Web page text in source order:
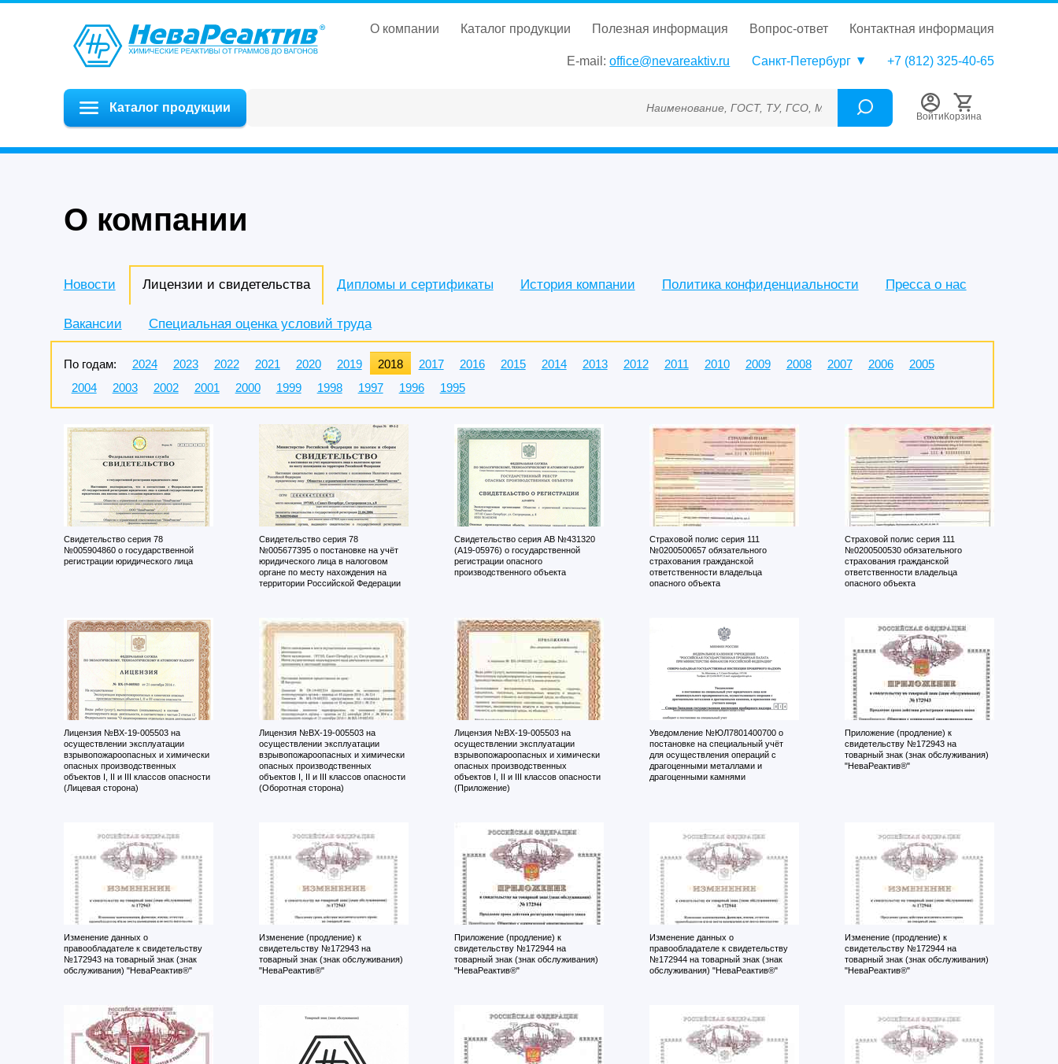
о компании каталог продукции полезная информация вопрос-ответ контактная информация
E-mail: office@nevareaktiv.ru Санкт-Петербург +7 (812) 325-40-65
Каталог продукции Наименование, ГОСТ, ТУ, ГСО, МСО, ОСО, СОП, ГРСИ, Каталожный номер (Артикул),
Войти Корзина
О компании
Новости Лицензии и свидетельства Дипломы и сертификаты История компании Политика конфиденциальности Пресса о нас
Вакансии Специальная оценка условий труда
По годам: 2024 2023 2022 2021 2020 2019 2018 2017 2016 2015 2014 2013 2012 2011 2010 2009 2008 2007 2006
2005
2004
2003 2002 2001 2000 1999 1998 1997 1996 1995
Свидетельство серия 78
№005904860 о государственной
регистрации юридического лица
Свидетельство серия 78
№005677395 о постановке на учёт
юридического лица в налоговом
органе по месту нахождения на
территории Российской Федерации
Свидетельство серия АВ №431320
(А19-05976) о государственной
регистрации опасного
производственного объекта
Страховой полис серия 111
№0200500657 обязательного
страхования гражданской
ответственности владельца
опасного объекта
Страховой полис серия 111
№0200500530 обязательного
страхования гражданской
ответственности владельца
опасного объекта
Лицензия №ВХ-19-005503 на
осуществлении эксплуатации
взрывопожароопасных и химически
опасных производственных
объектов I, II и III классов опасности
(Лицевая сторона)
Лицензия №ВХ-19-005503 на
осуществлении эксплуатации
взрывопожароопасных и химически
опасных производственных
объектов I, II и III классов опасности
(Оборотная сторона)
Лицензия №ВХ-19-005503 на
осуществлении эксплуатации
взрывопожароопасных и химически
опасных производственных
объектов I, II и III классов опасности
(Приложение)
Уведомление №ЮЛ7801400700 о
постановке на специальный учёт
для осуществления операций с
драгоценными металлами и
драгоценными камнями
Приложение (продление) к
свидетельству №172943 на
товарный знак (знак обслуживания)
"НеваРеактив®"
Изменение данных о
правообладателе к свидетельству
№172943 на товарный знак (знак
обслуживания) "НеваРеактив®"
Изменение (продление) к
свидетельству №172943 на
товарный знак (знак обслуживания)
"НеваРеактив®"
Приложение (продление) к
свидетельству №172944 на
товарный знак (знак обслуживания)
"НеваРеактив®"
Изменение данных о
правообладателе к свидетельству
№172944 на товарный знак (знак
обслуживания) "НеваРеактив®"
Изменение (продление) к
свидетельству №172944 на
товарный знак (знак обслуживания)
"НеваРеактив®"